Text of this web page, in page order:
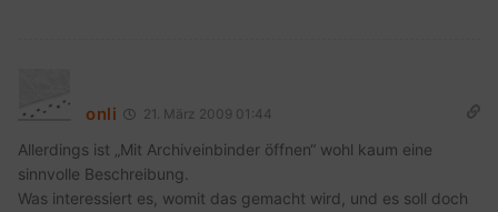
onli 21. März 2009 01:44
Allerdings ist „Mit Archiveinbinder öffnen“ wohl kaum eine
sinnvolle Beschreibung.
Was interessiert es, womit das gemacht wird, und es soll doch